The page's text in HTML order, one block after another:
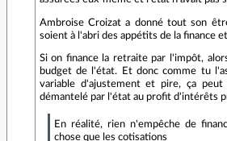
Ambroise Croizat a donné tout son
soient à l'abri des appétits de la finance
Si on finance la retraite par l'impôt,
budget de l'état. Et donc comme tu
variable d'ajustement et pire, ça
démantelé par l'état au profit d'intérêts
En réalité, rien n'empêche de
chose que les cotisations